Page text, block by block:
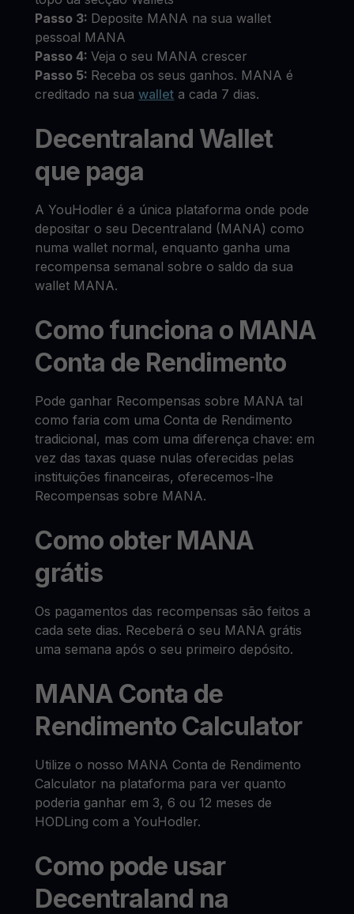
Passo 3: Deposite MANA na sua wallet
pessoal MANA
Passo 4:Veja o seu MANA crescer
Passo 5: Receba os seus ganhos. MANA é
creditado na suawallet a cada 7 dias.
Decentraland Wallet
que paga
A YouHodler é a única plataforma onde pode
depositar o seu Decentraland (MANA) como
numa wallet normal, enquanto ganha uma
recompensa semanal sobre o saldo da sua
wallet MANA.
Como funciona o MANA
Conta de Rendimento
Pode ganhar Recompensas sobre MANA tal
como faria com uma Conta de Rendimento
tradicional, mas com uma diferença chave: em
vez das taxas quase nulas oferecidas pelas
instituições financeiras, oferecemos-lhe
Recompensas sobre MANA.
Como obter MANA
grátis
Os pagamentos das recompensas são feitos a
cada sete dias. Receberá o seu MANA grátis
uma semana após o seu primeiro depósito.
MANA Conta de
Rendimento Calculator
Utilize o nosso MANA Conta de Rendimento
Calculator na plataforma para ver quanto
poderia ganhar em 3, 6 ou 12 meses de
HODLing com a YouHodler.
Como pode usar
Decentraland na